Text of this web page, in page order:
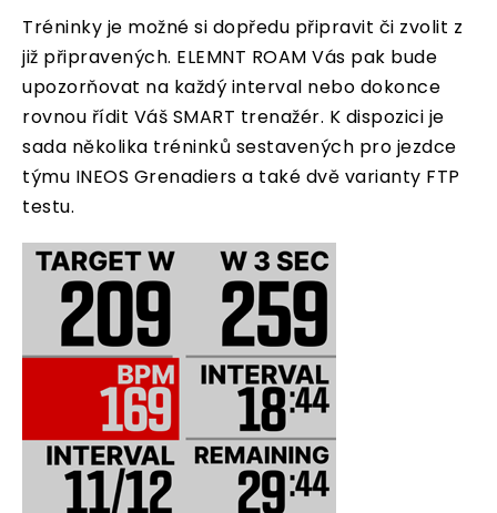
Tréninky je možné si dopředu připravit či zvolit z
již připravených. ELEMNT ROAM Vás pak bude
upozorňovat na každý interval nebo dokonce
rovnou řídit Váš SMART trenažér. K dispozici je
sada několika tréninků sestavených pro jezdce
týmu INEOS Grenadiers a také dvě varianty FTP
testu.